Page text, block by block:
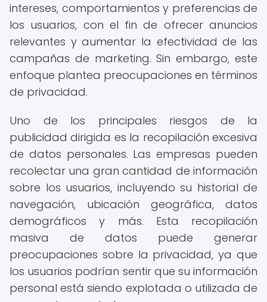
intereses, comportamientos y preferencias de
los usuarios, con el fin de ofrecer anuncios
relevantes y aumentar la efectividad de las
campañas de marketing. Sin embargo, este
enfoque plantea preocupaciones en términos
de privacidad.
Uno de los principales riesgos de la
publicidad dirigida es la recopilación excesiva
de datos personales. Las empresas pueden
recolectar una gran cantidad de información
sobre los usuarios, incluyendo su historial de
navegación, ubicación geográfica, datos
demográficos y más. Esta recopilación
masiva de datos puede generar
preocupaciones sobre la privacidad, ya que
los usuarios podrían sentir que su información
personal está siendo explotada o utilizada de